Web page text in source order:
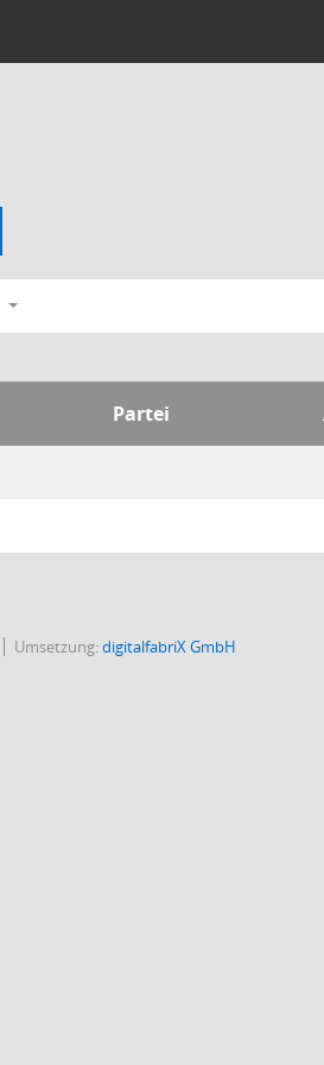
Partei
Umsetzung:digitalfabriX GmbH